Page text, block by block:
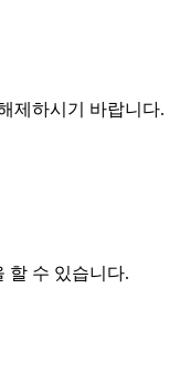
제하시기 바랍니다.
할 수 있습니다.